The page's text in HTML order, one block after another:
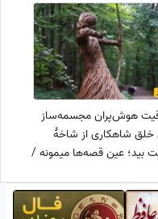
نمی‌شناسه، آخر سم بود+
هوش‌پران مجسمه‌ساز
خلق شاهکاری از شاخۀ
بید؛ عین قصه‌ها میمونه /
جایزه بهترین هنرمند سال رو
+ عکس